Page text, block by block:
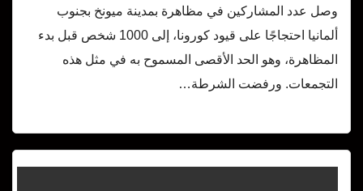
وصل عدد المشاركين في مظاهرة بمدينة ميونخ بجنوب
ألمانيا احتجاجًا على قيود كورونا، إلى 1000 شخص قبل بدء
المظاهرة، وهو الحد الأقصى المسموح به في مثل هذه
التجمعات. ورفضت الشرطة…